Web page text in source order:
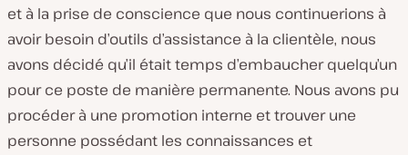
et à la prise de conscience que nous continuerions à
avoir besoin d’outils d’assistance à la clientèle, nous
avons décidé qu’il était temps d’embaucher quelqu’un
pour ce poste de manière permanente. Nous avons pu
procéder à une promotion interne et trouver une
personne possédant les connaissances et